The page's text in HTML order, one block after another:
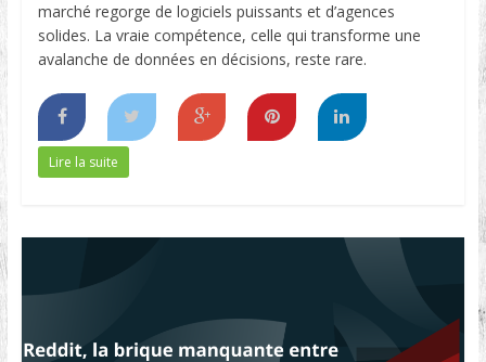
marché regorge de logiciels puissants et d’agences
solides. La vraie compétence, celle qui transforme une
avalanche de données en décisions, reste rare.
Lire la suite